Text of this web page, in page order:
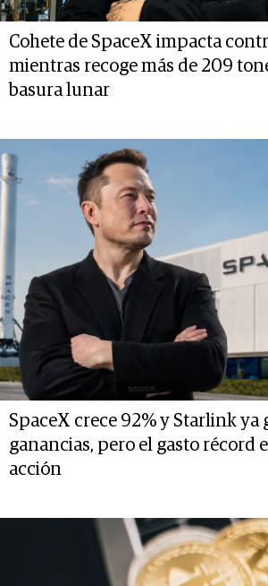
Cohete de SpaceX impacta
mientras recoge más de 209
basura lunar
SpaceX crece 92% y Starlink ya
ganancias, pero el gasto récord
acción